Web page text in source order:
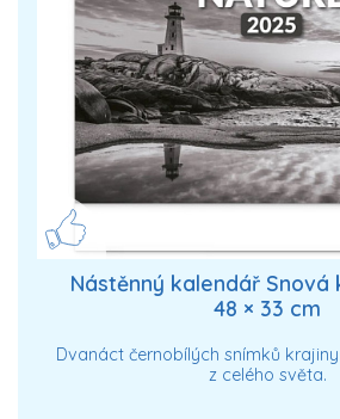
Nástěnný kalendář Snová
48 × 33 cm
Dvanáct černobílých snímků
z celého světa.